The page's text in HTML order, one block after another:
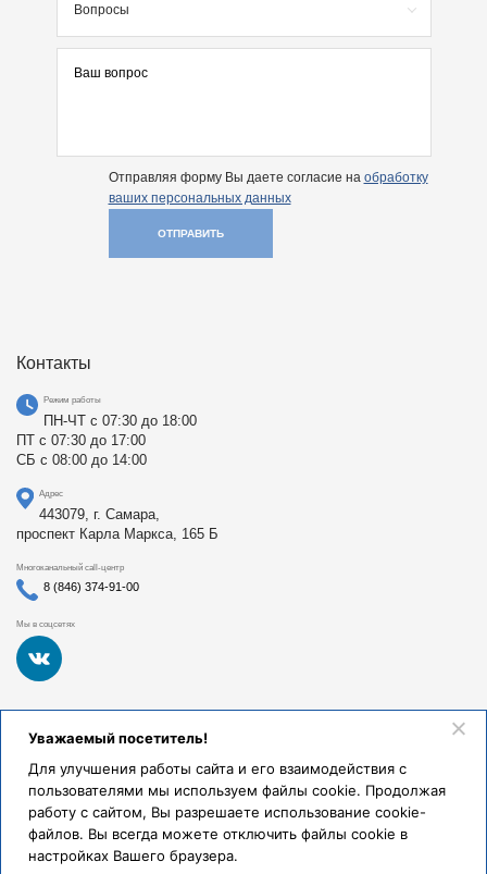
Вопросы
Отправляя форму Вы даете согласие на обработку
ваших персональных данных
ОТПРАВИТЬ
Контакты
Режим работы
ПН-ЧТ с 07:30 до 18:00
ПТ с 07:30 до 17:00
СБ с 08:00 до 14:00
Адрес
443079, г. Самара,
проспект Карла Маркса, 165 Б
Многоканальный call-центр
8 (846) 374-91-00
Мы в соцсетях
Федеральное государственное бюджетное образовательное
учреждение высшего образования «Самарский
здравоохранения Российской Федерации». Клиники СамГМУ
были основаны в 1930 году.
Реквизиты и правовая информация
Политика обработки персональных данных
Уважаемый посетитель!
Для улучшения работы сайта и его взаимодействия с
пользователями мы используем файлы cookie. Продолжая
работу с сайтом, Вы разрешаете использование cookie-
файлов. Вы всегда можете отключить файлы cookie в
настройках Вашего браузера.